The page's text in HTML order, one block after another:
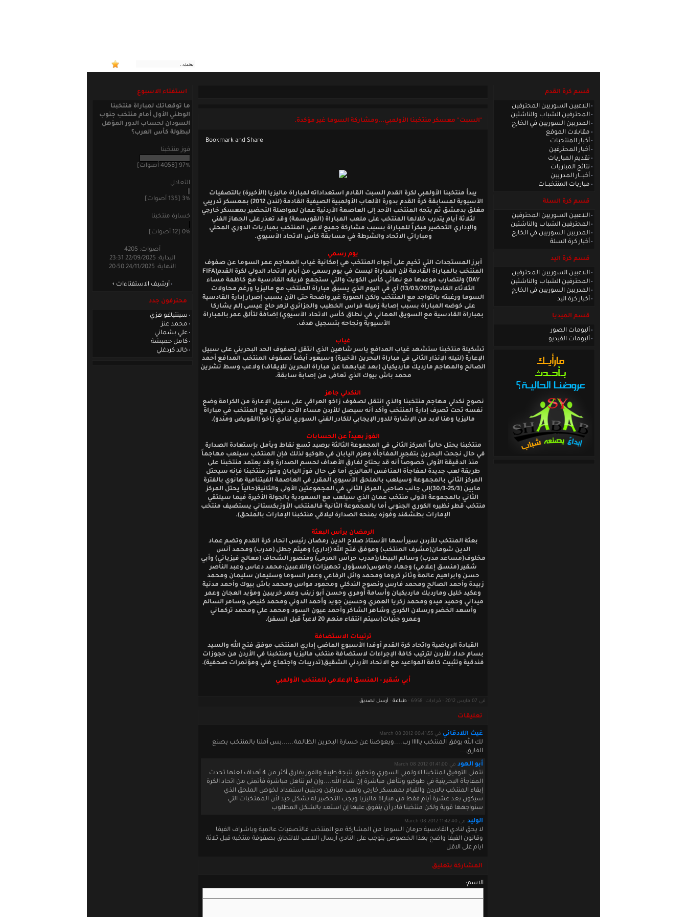
قسم كرة القدم
اللاعبين السوريين المحترفين
المحترفين الشباب والناشئين
المدربين السوريين في الخارج
مقابلات الموقع
أخبار المنتخبات
أخبار المحترفين
تقديم المباريات
نتائج المباريات
أخبـــار المدربين
مباريات المنتخبــات
قسم كرة السلة
اللاعبين السوريين المحترفين
المحترفين الشباب والناشئين
المدربين السوريين في الخارج
أخبار كرة السلة
قسم كرة اليد
اللاعبين السوريين المحترفين
المحترفين الشباب والناشئين
المدربين السوريين في الخارج
أخبار كرة اليد
قسم الميديا
ألبومات الصور
ألبومات الفيديو
"السبت" معسكر منتخبنا الأولمبي...ومشاركة السوما غير مؤكدة.
يبدأ منتخبنا الأولمبي لكرة القدم السبت القادم استعداداته لمباراة ماليزيا (الأخيرة) بالتصفيات
الآسيوية لمسابقة كرة القدم بدورة الألعاب الأولمبية الصيفية القادمة (لندن 2012) بمعسكر تدريبي
مغلق بدمشق ثم يتجه المنتخب الأحد إلى العاصمة الأردنية عمان لمواصلة التحضير بمعسكر خارجي
لثلاثة أيام يتدرب خلالها المنتخب على ملعب المباراة (القويسمة) وقد تعذر على الجهاز الفني
والإداري التحضير مبكراً للمباراة بسبب مشاركة جميع لاعبي المنتخب بمباريات الدوري المحلي
ومباراتي الاتحاد والشرطة في مسابقة كأس الاتحاد الآسيوي.
يوم رسمي
أبرز المستجدات التي تخيم على أجواء المنتخب هي إمكانية غياب المهاجم عمر السوما عن صفوف
المنتخب بالمباراة القادمة لأن المباراة ليست في يوم رسمي من أيام الاتحاد الدولي لكرة القدم(FIFA
DAY) ولتضارب موعدها مع نهائي كأس الكويت والتي ستجمع فريقه القادسية مع كاظمة مساء
الثلاثاء القادم(13/03/2012) أي في اليوم الذي يسبق مباراة المنتخب مع ماليزيا ورغم محاولات
السوما ورغبته بالتواجد مع المنتخب ولكن الصورة غير واضحة حتى الآن بسبب إصرار إدارة القادسية
على خوضه المباراة بسبب إصابة زميله فراس الخطيب والجزائري لزهر حاج عيسى (لم يشاركا
بمباراة القادسية مع السويق العماني في نطاق كأس الاتحاد الآسيوي) إضافة لتألق عمر بالمباراة
الآسيوية ونجاحه بتسجيل هدف.
غياب
تشكيلة منتخبنا ستشهد غياب المدافع ياسر شاهين الذي انتقل لصفوف الحد البحريني على سبيل
الإعارة (لنيله الإنذار الثاني في مباراة البحرين الأخيرة) وسيعود أيضاً لصفوف المنتخب المدافع أحمد
الصالح والمهاجم مارديك مارديكيان (بعد غيابهما عن مباراة البحرين للإيقاف) ولاعب وسط تشرين
محمد باش بيوك الذي تعافى من إصابة سابقة.
النكدلي جاهز
نصوح نكدلي مهاجم منتخبنا والذي انتقل لصفوف زاخو العراقي على سبيل الإعارة من الكرامة وضع
نفسه تحت تصرف إدارة المنتخب وأكد أنه سيصل للأردن مساء الأحد ليكون مع المنتخب في مباراة
ماليزيا وهنا لابد من الإشارة للدور الإيجابي للكادر الفني السوري لنادي زاخو (القويض ومندو).
الفوز بعيداً عن الحسابات
منتخبنا يحتل حالياً المركز الثاني في المجموعة الثالثة برصيد تسع نقاط ويأمل بإستعادة الصدارة
في حال نجحت البحرين بتفجير المفاجأة وهزم اليابان في طوكيو لذلك فإن المنتخب سيلعب مهاجماً
منذ الدقيقة الأولى خصوصاً أنه قد يحتاج لفارق الأهداف لحسم الصدارة وقد يعتمد منتخبنا على
طريقة لعب جديدة لمفاجأة المنافس الماليزي أما في حال فوز اليابان وفوز منتخبنا فإنه سيحتل
المركز الثاني بالمجموعة وسيلعب بالملحق الآسيوي المقرر في العاصمة الفيتنامية هانوي بالفترة
مابين (25/3-30/3)إلى جانب صاحبي المركز الثاني في المجموعتين الأولى والثانية(حالياً يحتل المركز
الثاني بالمجموعة الأولى منتخب عمان الذي سيلعب مع السعودية بالجولة الأخيرة فيما سيلتقي
منتخب قطر نظيره الكوري الجنوبي أما بالمجموعة الثانية فالمنتخب الأوزبكستاني يستضيف منتخب
الإمارات بطشقند وفوزه يمنحه الصدارة ليلاقي منتخبنا الإمارات بالملحق).
الرمضان يرأس البعثة
بعثة المنتخب للأردن سيرأسها الأستاذ صلاح الدين رمضان رئيس اتحاد كرة القدم وتضم عماد
الدين شومان(مشرف المنتخب) وموفق فتح الله (إداري) وهيثم جطل (مدرب) ومحمد أنس
مخلوف(مساعد مدرب) وسالم البيطار(مدرب حراس المرمى) ومنصور الشحاف (معالج فيزيائي) وأبي
شقير (منسق إعلامي) وجهاد جاموس(مسؤول تجهيزات) واللاعبين:محمد دعاس وعبد الناصر
حسن وابراهيم عالمة وثائر كروما ومحمد وائل الرفاعي وعمر السوما وسليمان سليمان ومحمد
زبيدة وأحمد الصالح ومحمد فارس ونصوح الندكلي ومحمود مواس ومحمد باش بيوك وأحمد مدنية
وعكيد خليل ومارديك مارديكيان وأسامة أومري وحسن أبو زينب وعمر خريبين ومؤيد العجان وعمر
ميداني وحميد ميدو ومحمد زكريا العمري وحسين جويد وأحمد الدوني ومحمد كنيص وسامر السالم
وأسعد الخضر ورسلان الكردي وشاهر الشاكر وأحمد عيون السود ومحمد علي ومحمد تركماني
وعمرو جنيات(سيتم انتقاء منهم 20 لاعباً قبل السفر).
ترتيبات الاستضافة
القيادة الرياضية واتحاد كرة القدم أوفدا الأسبوع الماضي إداري المنتخب موفق فتح الله والسيد
بسام حداد للأردن لترتيب كافة الإجراءات لاستضافة منتخب ماليزيا ومنتخبنا في الأردن من حجوزات
فندقية وتثبيت كافة المواعيد مع الاتحاد الأردني الشقيق(تدريبات واجتماع فني ومؤتمرات صحفية).
أبي شقير - المنسق الإعلامي للمنتخب الأولمبي
في 07 مارس 2012 · قراءات: 6958 · طباعة أرسل لصديق
تعليقات
غيث اللادقاني في March 08 2012 00:41:55
لك الله يوفق المنتخب يااااا رب....ويعوضنا عن خسارة البحرين الظالمة......بس أملنا بالمنتخب يصنع
الفارق...
أبو الهود في March 08 2012 01:41:00
نتمنى التوفيق لمنتخبنا الاولمبي السوري وتحقيق نتيجة طيبة والفوز بفارق أكثر من 4 أهداف لعلها تحدث
المفاجأة البحرينية في طوكيو ونتأهل مباشرة إن شاء الله....وإن لم نتاهل مباشرة فأتمنى من اتحاد الكرة
إبقاء المنتخب بالاردن والقيام بمعسكر خارجي ولعب مبارتين وديتين استعداد لخوض الملحق الذي
سيكون بعد عشرة أيام فقط من مباراة ماليزيا ويجب التحضير له بشكل جيد لأن الممتخبات التي
سنواجهها قوية ولكن منتخبنا قادر أن يتفوق عليها إن استعد بالشكل المطلوب
الوليد في March 08 2012 11:42:40
لا يحق لنادي القادسية حرمان السوما من المشاركة مع المنتخب فالتصفيات عالمية وباشراف الفيفا
وقانون الفيفا واضح بهذا الخصوص يتوجب على النادي ارسال اللاعب للالتحاق بصفوفة منتخبه قبل ثلاثة
ايام على الاقل
المشاركة بتعليق
الاسم:
استفتاء الاسبوع
ما توقعاتك لمباراة منتخبنا
الوطني الأول أمام منتخب جنوب
السودان لحساب الدور المؤهل
لبطولة كأس العرب؟
فوز منتخبنا
97% [4058 أصوات]
التعادل
3% [135 أصوات]
خسارة منتخبنا
0% [12 أصوات]
أصوات: 4205
البداية: 22/09/2025 23:31
النهاية: 24/11/2025 20:50
أرشيف الاستفتاءات
محترفون جدد
سينتياغو هزي
محمد عنز
علي بشماني
كامل حميشة
خالد كردغلي